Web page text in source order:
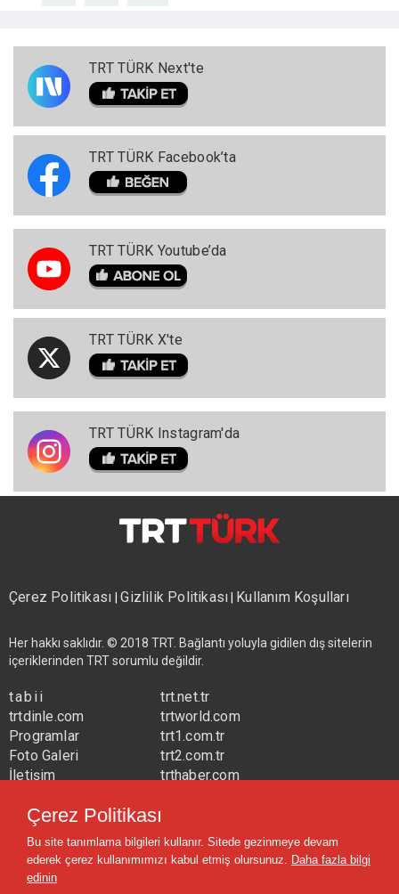
TRT TÜRK Next'te
TRT TÜRK Facebook’ta
TRT TÜRK Youtube’da
TRT TÜRK X'te
TRT TÜRK Instagram'da
Çerez Politikası|Gizlilik Politikası| Kullanım Koşulları
Her hakkı saklıdır. © 2018 TRT. Bağlantı yoluyla gidilen dış sitelerin
içeriklerinden TRT sorumlu değildir.
tabii
trtdinle.com
Programlar
Foto Galeri
İletişim
trt.net.tr
trtworld.com
trt1.com.tr
trt2.com.tr
trthaber.com
trtavaz.com.tr
trtmuzik.net.tr
trtcocuk.net.tr
Çerez Politikası
Bu site tanımlama bilgileri kullanır. Sitede gezinmeye devam
ederek çerez kullanımımızı kabul etmiş olursunuz. Daha fazla bilgi
edinin